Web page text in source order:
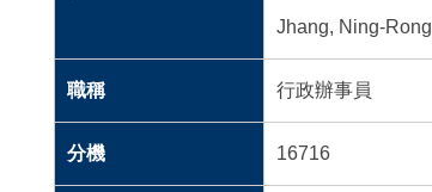
Jhang, Ning-Rong
職稱 行政辦事員
分機 16716